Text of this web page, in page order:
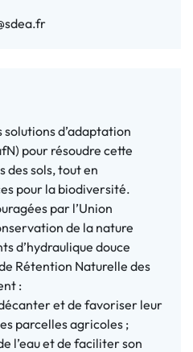
solutions d’adaptation
pour résoudre cette
des sols, tout en
pour la biodiversité.
par l’Union
de la nature
d’hydraulique douce
Rétention Naturelle des
:
et de favoriser leur
parcelles agricoles ;
l’eau et de faciliter son